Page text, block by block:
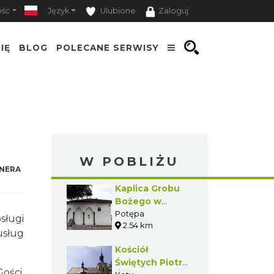
Język Ulubione Zaloguj
BLOG POLECANE SERWISY
W POBLIŻU
Kaplica Grobu
Bożego w
Potępie
Potępa
2.54 km
Kościół
Świętych Piotra